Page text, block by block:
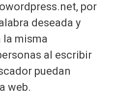
por
deseada y
la misma
al escribir
puedan
web.